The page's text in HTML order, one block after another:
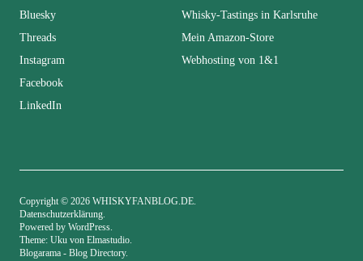
Bluesky
Threads
Instagram
Facebook
LinkedIn
Whisky-Tastings in Karlsruhe
Mein Amazon-Store
Webhosting von 1&1
Copyright © 2026 WHISKYFANBLOG.DE
Datenschutzerklärung
Powered by WordPress
Theme: Uku von Elmastudio
Blogarama - Blog Directory